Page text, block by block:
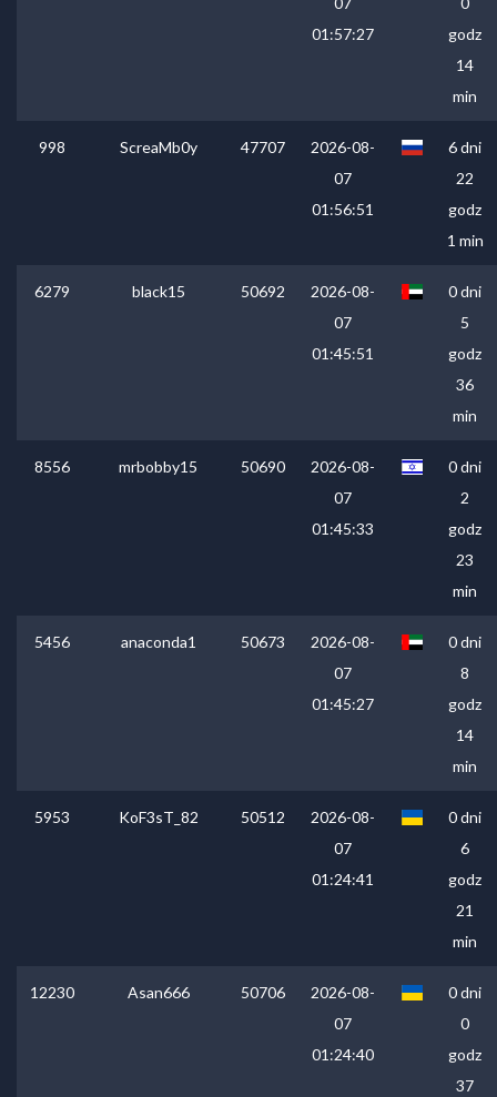
01:57:27
godz
14
min
998 ScreaMb0y 47707
2026-08-
07
01:56:51
6 dni
22
godz
1 min
6279 black15 50692
2026-08-
07
01:45:51
0 dni
5
godz
36
min
8556 mrbobby15 50690
2026-08-
07
01:45:33
0 dni
2
godz
23
min
5456 anaconda1 50673
2026-08-
07
01:45:27
0 dni
8
godz
14
min
5953 KoF3sT_82 50512
2026-08-
07
01:24:41
0 dni
6
godz
21
min
12230 Asan666 50706
2026-08-
07
01:24:40
0 dni
0
godz
37